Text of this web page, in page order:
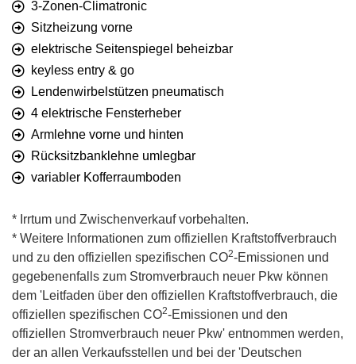
3-Zonen-Climatronic
Sitzheizung vorne
elektrische Seitenspiegel beheizbar
keyless entry & go
Lendenwirbelstützen pneumatisch
4 elektrische Fensterheber
Armlehne vorne und hinten
Rücksitzbanklehne umlegbar
variabler Kofferraumboden
* Irrtum und Zwischenverkauf vorbehalten.
* Weitere Informationen zum offiziellen Kraftstoffverbrauch
und zu den offiziellen spezifischen CO2-Emissionen und
gegebenenfalls zum Stromverbrauch neuer Pkw können
dem 'Leitfaden über den offiziellen Kraftstoffverbrauch, die
offiziellen spezifischen CO2-Emissionen und den
offiziellen Stromverbrauch neuer Pkw' entnommen werden,
der an allen Verkaufsstellen und bei der 'Deutschen